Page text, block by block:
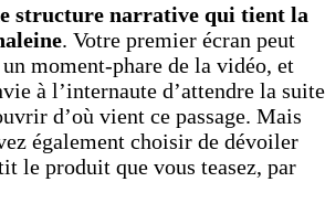
structure narrative qui tient la
. Votre premier écran peut
moment-phare de la vidéo, et
à l’internaute d’attendre la suite
d’où vient ce passage. Mais
également choisir de dévoiler
le produit que vous teasez, par